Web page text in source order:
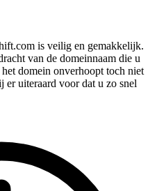
is veilig en gemakkelijk.
van de domeinnaam die u
domein onverhoopt toch niet
er uiteraard voor dat u zo snel